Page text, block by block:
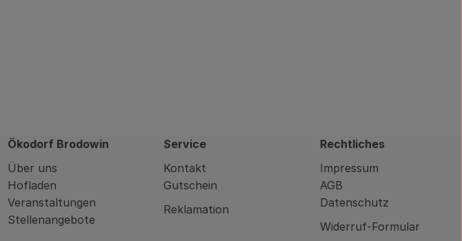
Ökodorf Brodowin
Über uns
Hofladen
Veranstaltungen
Stellenangebote
Service
Kontakt
Gutschein
Reklamation
Rechtliches
Impressum
AGB
Datenschutz
Widerruf-Formular